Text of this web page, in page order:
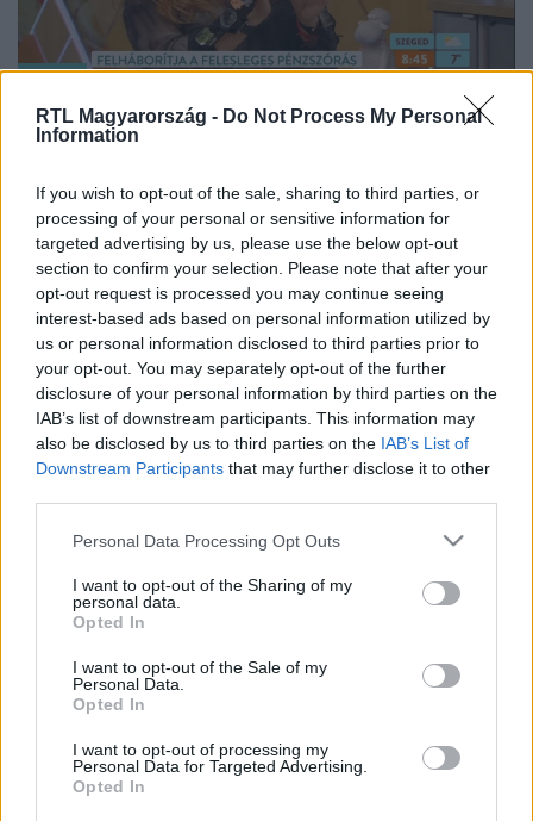
RTL Magyarország - Do Not Process My Personal
Information
If you wish to opt-out of the sale, sharing to third parties, or
processing of your personal or sensitive information for
targeted advertising by us, please use the below opt-out
section to confirm your selection. Please note that after your
opt-out request is processed you may continue seeing
interest-based ads based on personal information utilized by
us or personal information disclosed to third parties prior to
your opt-out. You may separately opt-out of the further
disclosure of your personal information by third parties on the
IAB’s list of downstream participants. This information may
also be disclosed by us to third parties on the IAB’s List of
Downstream Participants that may further disclose it to other
Please note that this website/app uses one or more Google
not limited to your visit or usage behaviour. You may click to
grant or deny consent to Google and its third-party tags to
use your data for below specified purposes in below Google
consent section.
Personal Data Processing Opt Outs
I want to opt-out of the Sharing of my
personal data.
Opted In
I want to opt-out of the Sale of my
Personal Data.
Opted In
I want to opt-out of processing my
Personal Data for Targeted Advertising.
Opted In
Reggeli
2025. április 13. 14:06
Marjai Judit véleménye a 1,8 milliós luxus
Marjai Judit fotóművész és modell a Mizsében osztja
meg véleményét a legújabb divathóbortokról. Miért tartja
extrémnek a Rick Owens felfújható luxus csizmáját, és
hogyan áll a „luxizás” jelenségéhez? Ezen kívül arra is
válaszol, hogy mi kell a valódi stílushoz.
6:41
2023. augusztus 16. 6:22
Axente Vanessa nem változtatna a tinédzser
évein, csak a mentális egészségére figyelne oda
jobban